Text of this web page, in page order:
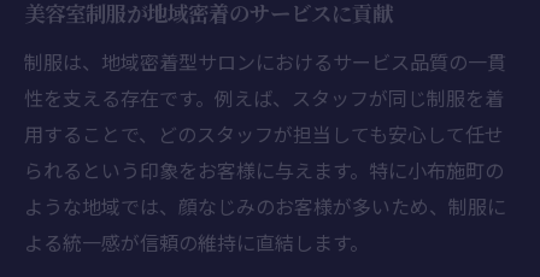
美容室制服が地域密着のサービスに貢献
制服は、地域密着型サロンにおけるサービス品質の一貫
性を支える存在です。例えば、スタッフが同じ制服を着
用することで、どのスタッフが担当しても安心して任せ
られるという印象をお客様に与えます。特に小布施町の
ような地域では、顔なじみのお客様が多いため、制服に
よる統一感が信頼の維持に直結します。